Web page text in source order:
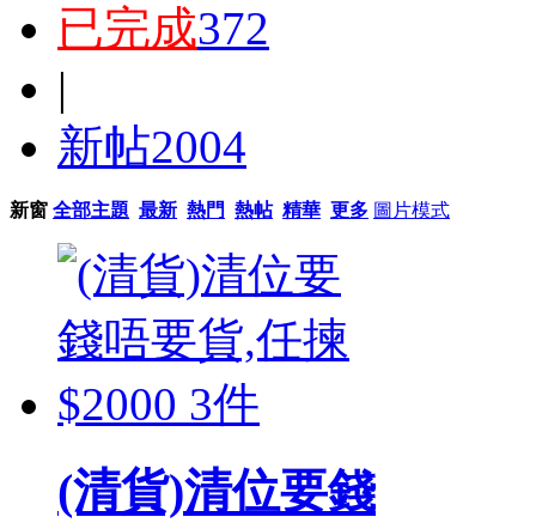
已完成372
|
新帖2004
新窗 全部主題 最新 熱門 熱帖 精華 更多 圖片模式
(清貨)清位要錢